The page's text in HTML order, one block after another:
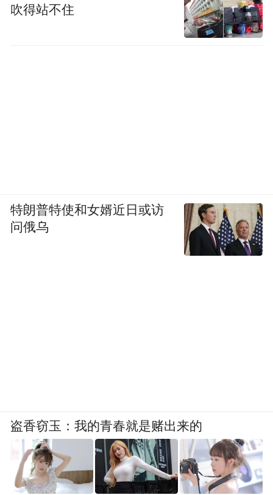
吹得站不住
特朗普特使和女婿近日或访
问俄乌
盗香窃玉：我的青春就是赌出来的